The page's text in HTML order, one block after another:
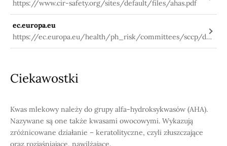
https://www.cir-safety.org/sites/default/files/ahas.pdf
ec.europa.eu
https://ec.europa.eu/health/ph_risk/committees/sccp/do
cuments/out284_en.pdf„Chemiapiękna”M.Molski
Ciekawostki
Kwas mlekowy należy do grupy alfa-hydroksykwasów (AHA).
Nazywane są one także kwasami owocowymi. Wykazują
zróżnicowane działanie – keratolityczne, czyli złuszczające
oraz rozjaśniające, nawilżające.